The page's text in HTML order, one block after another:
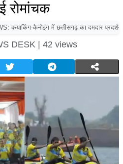
रोमांचक
कयाकिंग-कैनोइंग में छत्तीसगढ़ का दमदार
DESK | 42 views